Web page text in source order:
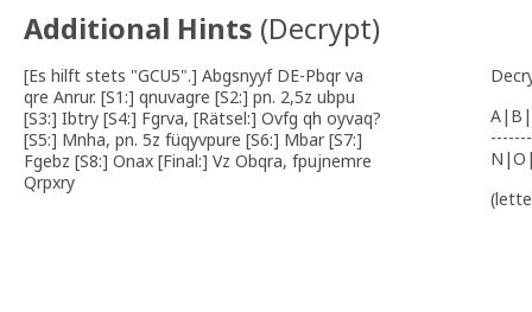
Additional Hints (Decrypt)
[Es hilft stets "GCU5".] Abgsnyyf DE-Pbqr va
qre Anrur. [S1:] qnuvagre [S2:] pn. 2,5z ubpu
[S3:] Ibtry [S4:] Fgrva, [Rätsel:] Ovfg qh oyvaq?
[S5:] Mnha, pn. 5z füqyvpure [S6:] Mbar [S7:]
Fgebz [S8:] Onax [Final:] Vz Obqra, fpujnemre
Qrpxry